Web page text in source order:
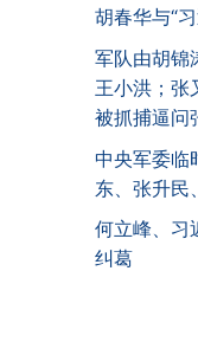
胡春华与“
军队由胡锦
王小洪；张
被抓捕逼问
中央军委临
东、张升民
何立峰、习
纠葛